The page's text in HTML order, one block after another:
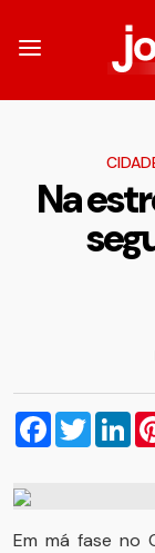
Na
Facebook
Twitter
Em má fase no